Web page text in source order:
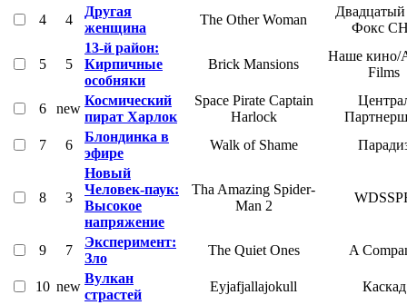
4 4
Другая
женщина
The Other Woman
Фокс
5 5
13-й район:
Кирпичные
особняки
Brick Mansions
Наше кино/
Films
6 new
Космический
пират Харлок
Space Pirate Captain
Harlock
7
6
Блондинка в
эфире
Walk of Shame
8 3
Новый
Человек-паук:
Высокое
напряжение
Tha Amazing Spider-
Man 2
9 7
Эксперимент:
Зло
The Quiet Ones A
10 new
Вулкан
страстей
Eyjafjallajokull Каскад